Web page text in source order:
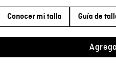
Conocer mi talla Guía de